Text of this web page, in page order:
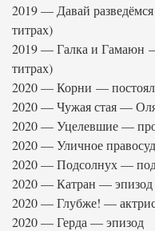
2019 — Давай
титрах)
2019 — Галка и Гамаюн
титрах)
2020 — Корни —
2020 — Чужая стая —
2020 — Уцелевшие —
2020 — Уличное
2020 — Подсолнух —
2020 — Катран — эпизод
2020 — Глубже! —
2020 — Герда — эпизод